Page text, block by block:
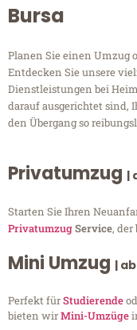
Bursa
Planen Sie einen Umzug
Entdecken Sie unsere
Dienstleistungen bei
darauf ausgerichtet sind,
den Übergang so
Privatumzug |
Starten Sie Ihren
PrivatumzugService, der
Mini Umzug |
Perfekt fürStudierende
bieten wirMini-Umzüge